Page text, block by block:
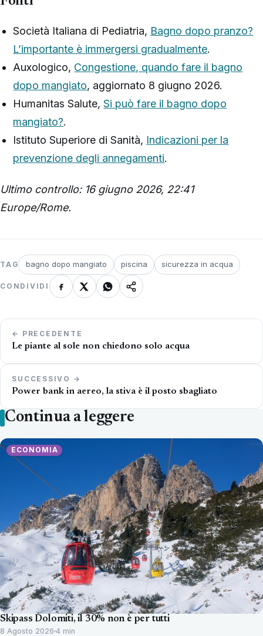
Società Italiana di Pediatria, Bagno dopo pranzo?
L’importante è immergersi gradualmente.
Auxologico, Congestione, quando fare il bagno
dopo mangiato, aggiornato 8 giugno 2026.
Humanitas Salute,Si può fare il bagno dopo
mangiato?.
Istituto Superiore di Sanità, Indicazioni per la
prevenzione degli annegamenti.
Ultimo controllo: 16 giugno 2026, 22:41
Europe/Rome.
TAG bagno dopo mangiato piscina sicurezza in acqua
CONDIVIDI
Navigazione
articoli
← PRECEDENTE
Le piante al sole non chiedono solo acqua
SUCCESSIVO →
Power bank in aereo, la stiva è il posto sbagliato
Continua a leggere
ECONOMIA
Skipass Dolomiti, il 30% non è per tutti
8 Agosto 2026 4 min